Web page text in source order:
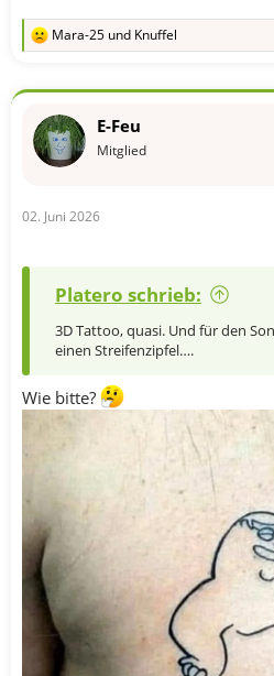
R
k
o
:
Mara-25 und Knuffel
E-Feu
Mitglied
02. Juni 2026
Platero schrieb:
3D Tattoo, quasi. Und für den
einen Streifenzipfel….
Wie bitte?